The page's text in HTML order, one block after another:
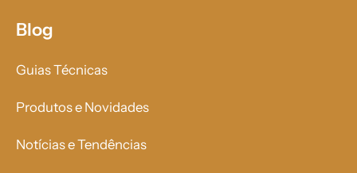
Blog
Guias Técnicas
Produtos e Novidades
Notícias e Tendências